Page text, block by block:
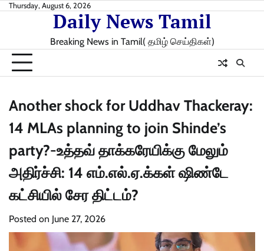
SkipThursday, August 6, 2026
Daily News Tamil
Breaking News in Tamil( தமிழ் செய்திகள்)
Another shock for Uddhav Thackeray:
14 MLAs planning to join Shinde’s
party?-உத்தவ் தாக்கரேயிக்கு மேலும்
அதிர்ச்சி: 14 எம்.எல்.ஏ.க்கள் ஷிண்டே
கட்சியில் சேர திட்டம்?
Posted on June 27, 2026